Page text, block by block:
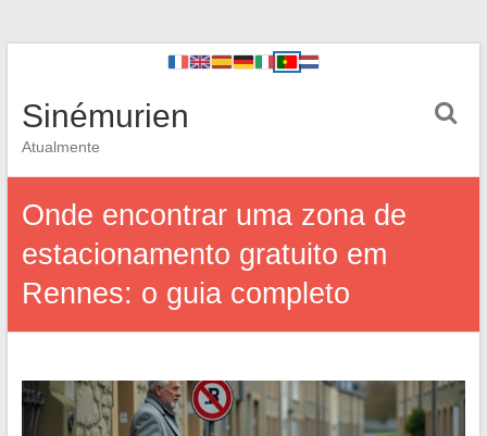
Sinémurien
Atualmente
Onde encontrar uma zona de
estacionamento gratuito em
Rennes: o guia completo